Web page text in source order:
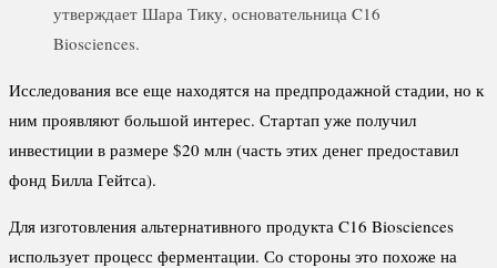
утверждает Шара Тику, основательница C16
Biosciences.
Исследования все еще находятся на предпродажной стадии, но к
ним проявляют большой интерес. Стартап уже получил
инвестиции в размере $20 млн (часть этих денег предоставил
фонд Билла Гейтса).
Для изготовления альтернативного продукта C16 Biosciences
использует процесс ферментации. Со стороны это похоже на